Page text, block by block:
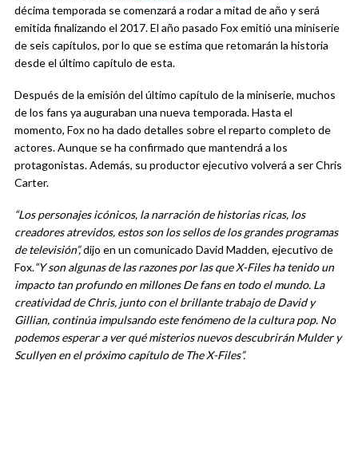
décima temporada se comenzará a rodar a mitad de año y será
emitida finalizando el 2017. El año pasado Fox emitió una miniserie
de seis capítulos, por lo que se estima que retomarán la historia
desde el último capítulo de esta.
Después de la emisión del último capítulo de la miniserie, muchos
de los fans ya auguraban una nueva temporada. Hasta el
momento, Fox no ha dado detalles sobre el reparto completo de
actores. Aunque se ha confirmado que mantendrá a los
protagonistas. Además, su productor ejecutivo volverá a ser Chris
Carter.
“Los personajes icónicos, la narración de historias ricas, los
creadores atrevidos, estos son los sellos de los grandes programas
de televisión”,dijo en un comunicado David Madden, ejecutivo de
Fox.“Y son algunas de las razones por las que X-Files ha tenido un
impacto tan profundo en millones De fans en todo el mundo. La
creatividad de Chris, junto con el brillante trabajo de David y
Gillian, continúa impulsando este fenómeno de la cultura pop. No
podemos esperar a ver qué misterios nuevos descubrirán Mulder y
Scullyen en el próximo capítulo de The X-Files”.